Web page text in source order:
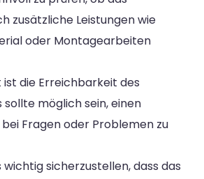
zusätzliche Leistungen wie
oder Montagearbeiten
ist die Erreichbarkeit des
sollte möglich sein, einen
Fragen oder Problemen zu
sicherzustellen, dass das